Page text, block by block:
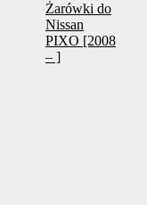
Żarówki do
Nissan
PIXO [2008
– ]